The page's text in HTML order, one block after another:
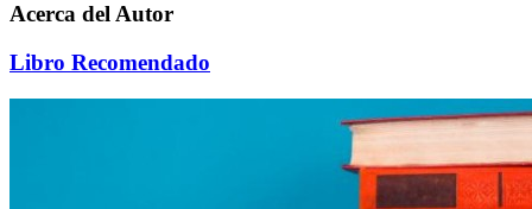
Acerca del Autor
Libro Recomendado